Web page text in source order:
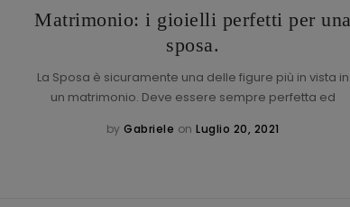
Matrimonio: i gioielli perfetti per una
sposa.
La Sposa è sicuramente una delle figure più in vista in
un matrimonio. Deve essere sempre perfetta ed
byGabriele onLuglio 20, 2021